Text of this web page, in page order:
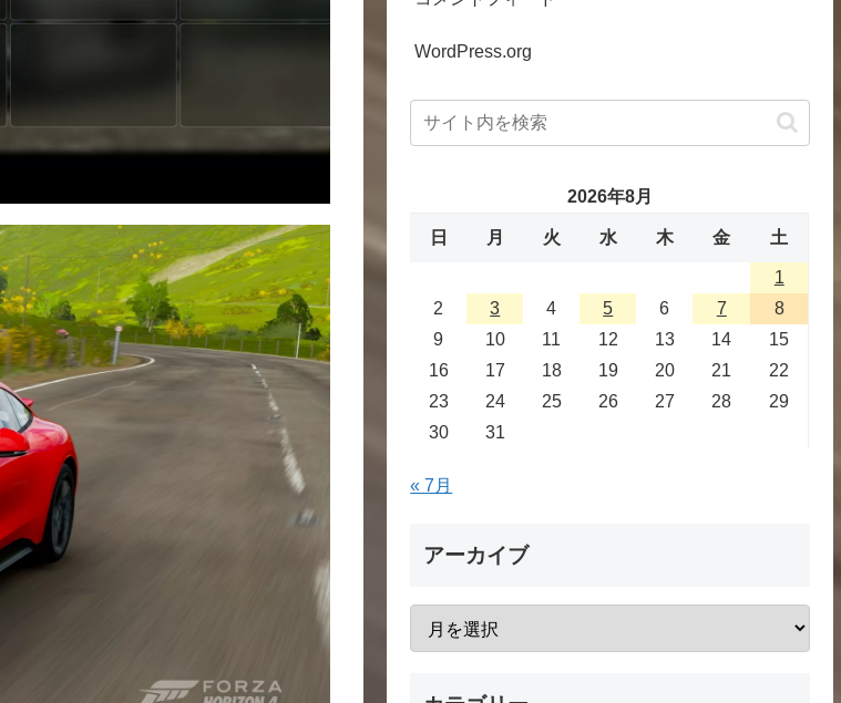
WordPress.org
2026年8月
日 月 火 水 木 金 土
1
2
3 4 5 6 7
8
9
10 11 12 13 14
15
16
17 18 19 20 21
22
23
24 25 26 27 28
29
30
31
« 7月
アーカイブ